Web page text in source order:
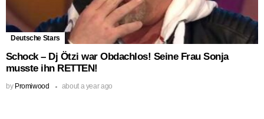
Deutsche Stars
Schock – Dj Ötzi war Obdachlos! Seine Frau Sonja
musste ihn RETTEN!
by Promiwood about a year ago